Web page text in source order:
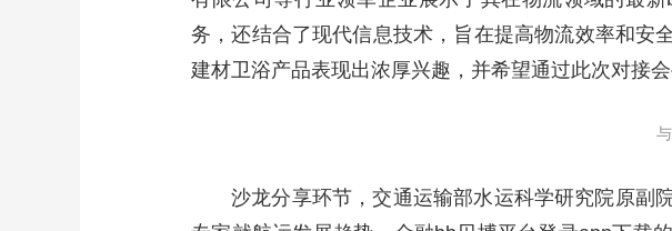
务，还结合了现代信息技术，旨在提高物流效率和安
建材卫浴产品表现出浓厚兴趣，并希望通过此次对接会
沙龙分享环节，交通运输部水运科学研究院原副